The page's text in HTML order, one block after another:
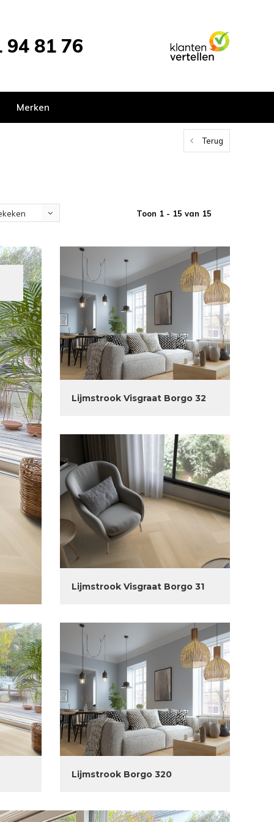
94 81 76
Merken
Terug
Toon 1 - 15 van 15
Lijmstrook Visgraat Borgo 32
Lijmstrook Visgraat Borgo 31
Lijmstrook Borgo 320